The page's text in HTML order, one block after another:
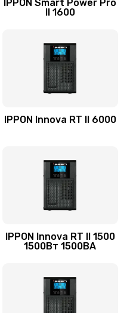
IPPON Smart Power Pro
II 1600
IPPON Innova RT II 6000
IPPON Innova RT II 1500
1500Вт 1500ВА